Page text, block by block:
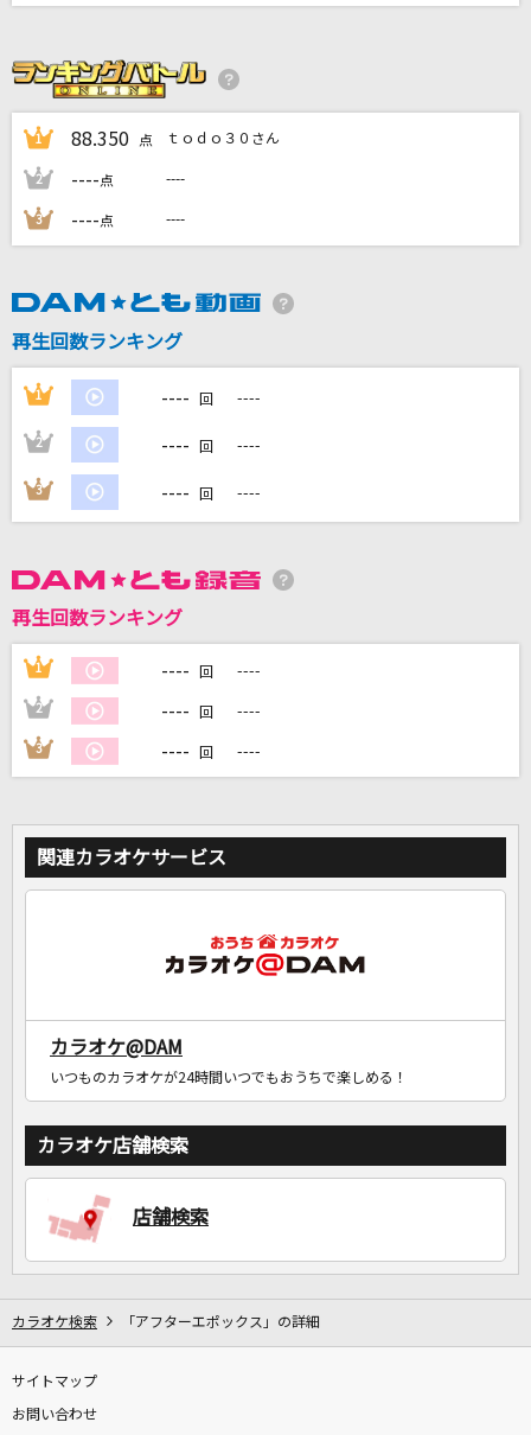
香港(CV:高城元気)
error
FACT
[プロオケ]千の風になって
GENERATIONS from EXILE TRIBE
カラオケ最新情報をチェック！
1 88.350 点 ｔｏｄｏ３０さん
2 ----点 ----
3 ----点 ----
再生回数ランキング
1 ---- 回 ----
2 ---- 回 ----
3 ---- 回 ----
再生回数ランキング
1 ---- 回 ----
2 ---- 回 ----
3 ---- 回 ----
関連カラオケサービス
カラオケ@DAM
いつものカラオケが24時間いつでもおうちで楽しめる！
カラオケ店舗検索
店舗検索
カラオケ検索 「アフターエポックス」の詳細
サイトマップ
お問い合わせ